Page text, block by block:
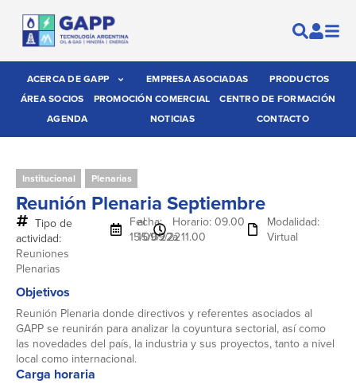
ACERCA DE GAPP EMPRESA ASOCIADAS
PRODUCTOS
ÁREA SOCIOS
PROMOCIÓN COMERCIAL
CENTRO DE FORMACIÓN
AGENDA
NOTICIAS CONTACTO
Institucional Plenarias
Reunión Plenaria Septiembre
Tipo de
actividad:
Reuniones
Plenarias
Fecha:
15/09/22
al
15/09/22
Horario: 09.00
a 11.00
Modalidad:
Virtual
Objetivos
Reunión Plenaria donde directivos y referentes asociados al
GAPP se reunirán para analizar la coyuntura sectorial, así como
las novedades del país, la industria y sus proyectos, tanto a nivel
local como internacional.
Carga horaria